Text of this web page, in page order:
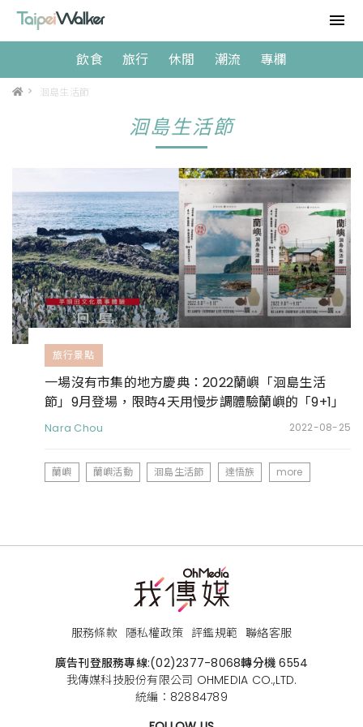
飲食 旅行 休閒 潮流 專欄
> 洄島生活節
洄島生活節
旅行景點
一場沒有市集的地方慶典：2022蘭嶼「洄島生活
節」9月登場，限時4天用慢步調體驗蘭嶼的「9+1」
種生活日常
Nara Chou 2022-08-25
蘭嶼 蘭嶼活動 洄島生活節 達悟族 more
服務條款 隱私權政策 評鑑規範 聯絡客服
廣告刊登服務專線:(02)2377-8068轉分機 6554
我傳媒科技股份有限公司 OHMEDIA CO.,LTD.
統編：82884789